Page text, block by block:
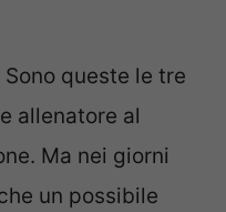
queste le tre
allenatore al
Ma nei giorni
un possibile